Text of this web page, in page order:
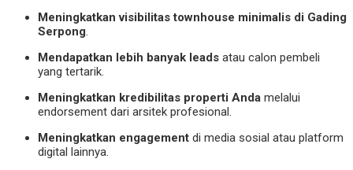
Meningkatkan visibilitas townhouse minimalis di Gading
Serpong.
Mendapatkan lebih banyak leads atau calon pembeli
yang tertarik.
Meningkatkan kredibilitas properti Anda melalui
endorsement dari arsitek profesional.
Meningkatkan engagement di media sosial atau platform
digital lainnya.